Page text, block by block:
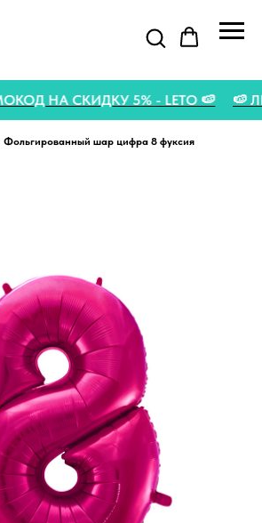
НА СКИДКУ 5% - LETO 🍉
Фольгированный шар цифра 8 фуксия